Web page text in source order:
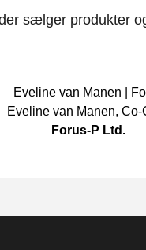
sælger produkter
Eveline van Manen, Co-
Forus-P Ltd.